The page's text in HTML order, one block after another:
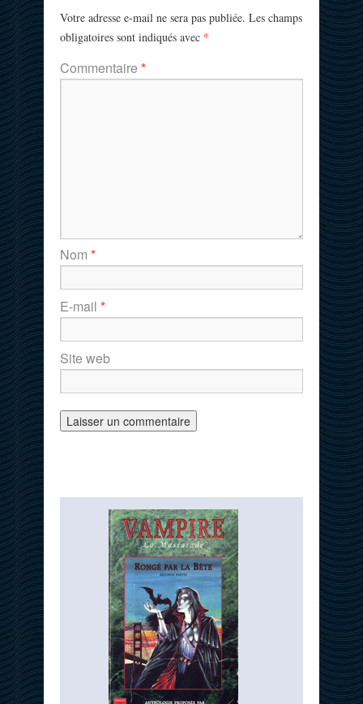
Votre adresse e-mail ne sera pas publiée. Les champs
obligatoires sont indiqués avec *
Commentaire *
Nom *
E-mail *
Site web